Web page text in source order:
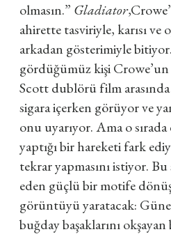
olmasın.” Gladiator,
ahirette tasviriyle, karısı
arkadan gösterimiyle
gördüğümüz kişi
Scott dublörü film
sigara içerken görüyor ve
onu uyarıyor. Ama o
yaptığı bir hareketi fark
tekrar yapmasını istiyor.
eden güçlü bir motife
görüntüyü yaratacak:
buğday başaklarını okşayan